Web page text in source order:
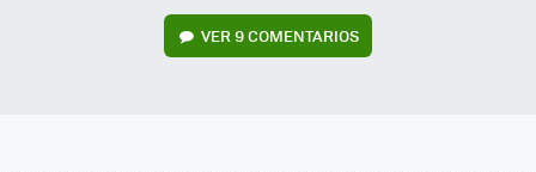
VER 9 COMENTARIOS